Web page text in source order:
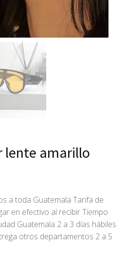
lente amarillo
a toda Guatemala Tarifa de
en efectivo al recibir Tiempo
Guatemala 2 a 3 días hábiles
otros departamentos 2 a 5